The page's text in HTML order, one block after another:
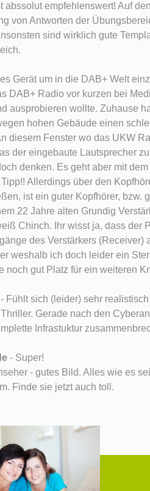
abssolut empfehlenswert! Auf
von Antworten der
sind wirklich gute
Gerät um in die DAB+ Welt
DAB+ Radio vor kurzen bei
ausprobieren wollte. Zuhause
hohen Gebäude einen
diesem Fenster wo das UKW
der eingebaute Lautsprecher
denken. Es geht aber mit
Allerdings über den
ist ein guter Kopfhörer,
22 Jahre alten Grundig
Chinch. Ihr wisst ja, dass der
des Verstärkers
weshalb ich doch leider ein
noch gut Platz für ein weiteren
- Fühlt sich (leider) sehr realistisch
Gerade nach den
Infrastuktur
- Super!
- gutes Bild. Alles wie es
Finde sie jetzt auch toll.